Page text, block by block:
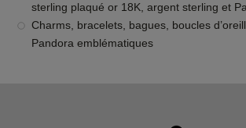
sterling plaqué or 18K, argent sterling et
Charms, bracelets, bagues, boucles
Pandora emblématiques